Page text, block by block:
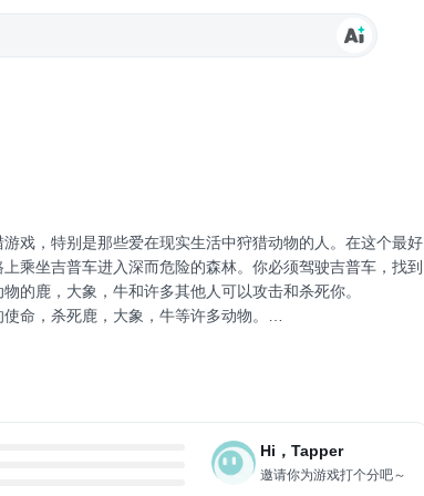
戏，特别是那些爱在现实生活中狩猎动物的人。在这个最好
乘坐吉普车进入深而危险的森林。你必须驾驶吉普车，找到
的鹿，大象，牛和许多其他人可以攻击和杀死你。
命，杀死鹿，大象，牛等许多动物。
Hi，Tapper
邀请你为游戏打个分吧～